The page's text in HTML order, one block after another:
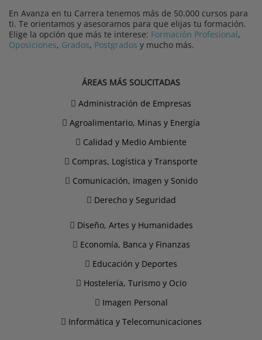
En Avanza en tu Carrera tenemos más de 50.000 cursos para
ti. Te orientamos y asesoramos para que elijas tu formación.
Elige la opción que más te interese: Formación Profesional,
Oposiciones, Grados, Postgrados y mucho más.
ÁREAS MÁS SOLICITADAS
Administración de Empresas
Agroalimentario, Minas y Energía
Calidad y Medio Ambiente
Compras, Logística y Transporte
Comunicación, Imagen y Sonido
Derecho y Seguridad
Diseño, Artes y Humanidades
Economía, Banca y Finanzas
Educación y Deportes
Hostelería, Turismo y Ocio
Imagen Personal
Informática y Telecomunicaciones